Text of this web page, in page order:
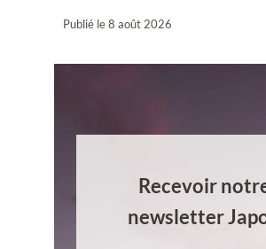
Publié le8 août 2026
Recevoir
newsletter